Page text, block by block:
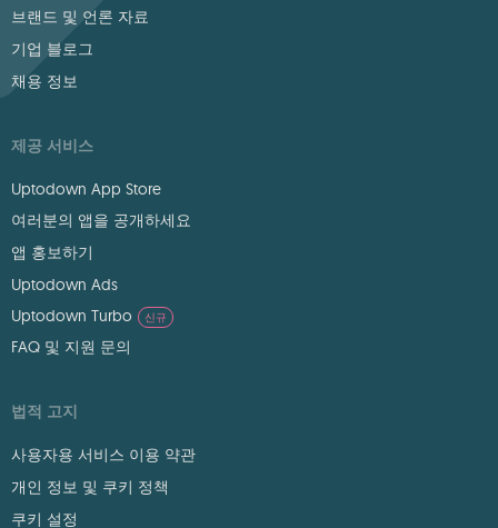
브랜드 및 언론 자료
기업 블로그
채용 정보
제공 서비스
Uptodown App Store
여러분의 앱을 공개하세요
앱 홍보하기
Uptodown Ads
Uptodown Turbo
신규
FAQ 및 지원 문의
법적 고지
사용자용 서비스 이용 약관
개인 정보 및 쿠키 정책
쿠키 설정